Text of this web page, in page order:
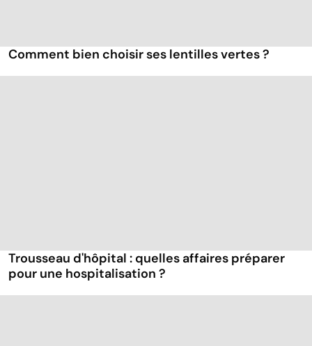
Comment bien choisir ses lentilles vertes ?
Trousseau d'hôpital : quelles affaires préparer
pour une hospitalisation ?